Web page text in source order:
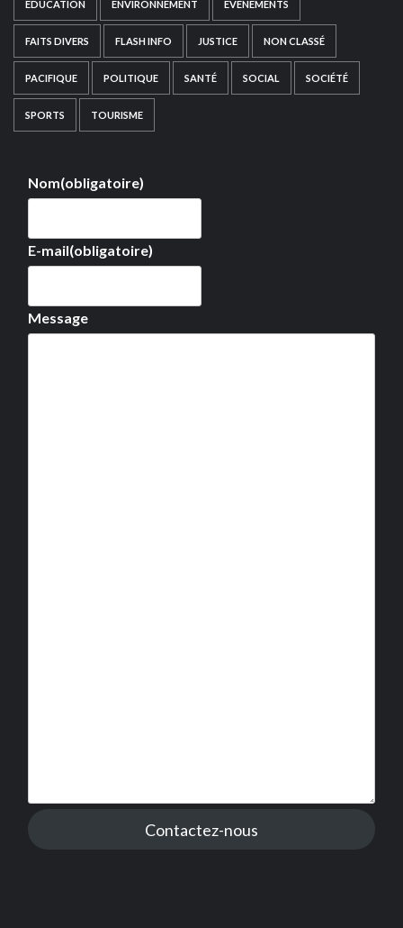
EDUCATION ENVIRONNEMENT EVÉNEMENTS
FAITS DIVERS FLASH INFO JUSTICE NON CLASSÉ
PACIFIQUE POLITIQUE SANTÉ SOCIAL SOCIÉTÉ
SPORTS TOURISME
Nom(obligatoire)
E-mail(obligatoire)
Message
Contactez-nous